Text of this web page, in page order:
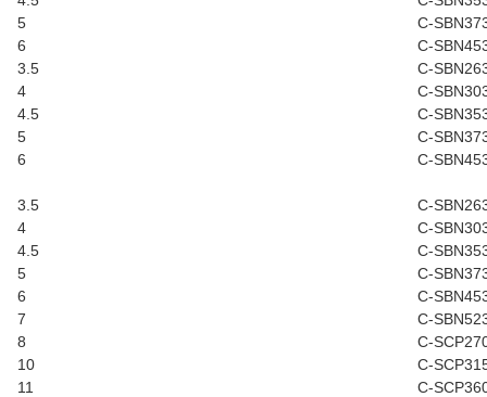
5
C-
6
C-
3.5
C-
4
C-
4.5
C-
5
C-
6
C-
3.5
C-
4
C-
4.5
C-
5
C-
6
C-
7
C-
8
C-
10
C-
11
C-